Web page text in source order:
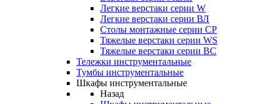
Легкие верстаки серии W
Легкие верстаки серии ВЛ
Столы монтажные серии СР
Тяжелые верстаки серии WS
Тяжелые верстаки серии ВС
Тележки инструментальные
Тумбы инструментальные
Шкафы инструментальные
Назад